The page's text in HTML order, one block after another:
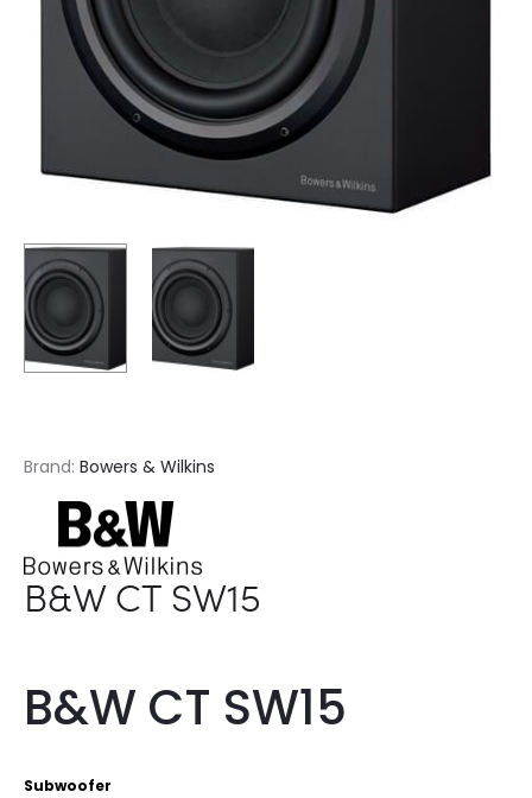
Brand: Bowers & Wilkins
B&W CT SW15
B&W CT SW15
Subwoofer